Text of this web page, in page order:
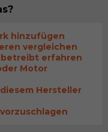
hinzufügen
vergleichen
betreibt erfahren
Motor
Hersteller